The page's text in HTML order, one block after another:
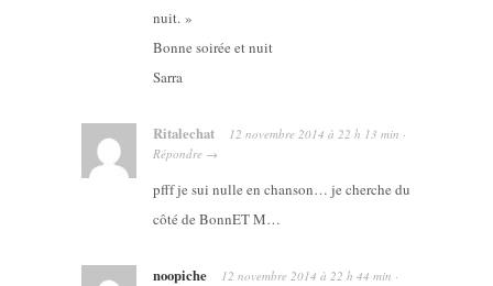
nuit. »
Bonne soirée et nuit
Sarra
Ritalechat 12 novembre 2014 à 22 h 13 min ·
Répondre →
pfff je sui nulle en chanson… je cherche du
côté de BonnET M…
noopiche 12 novembre 2014 à 22 h 44 min ·